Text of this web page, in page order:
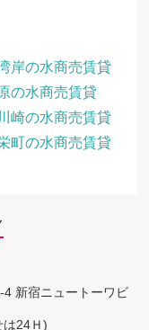
岸の水商売賃貸
の水商売賃貸
崎の水商売賃貸
町の水商売賃貸
新宿ニュートーワビ
は24Ｈ)